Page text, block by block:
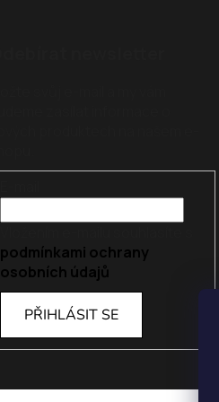
podmínkami ochrany
osobních údajů
PŘIHLÁSIT SE